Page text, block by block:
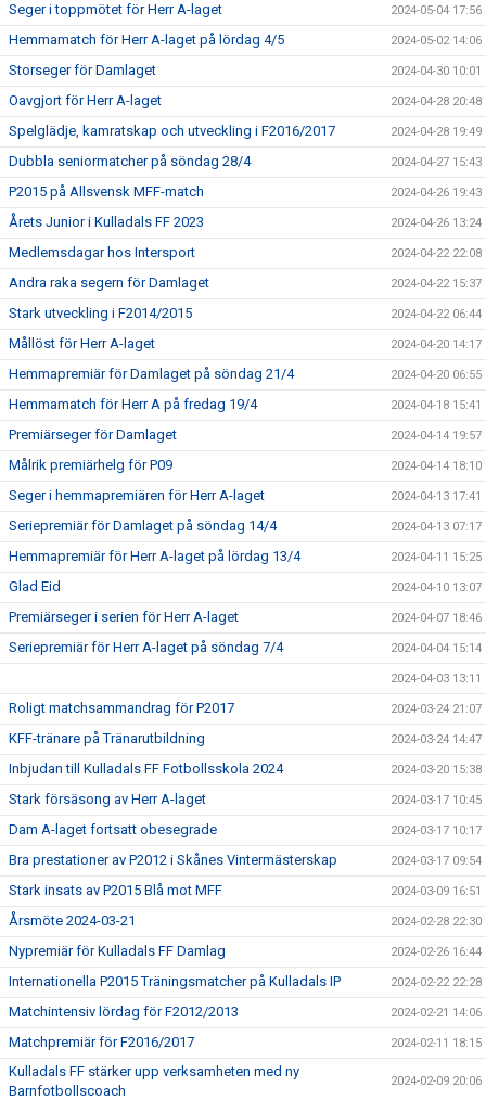
Seger i toppmötet för Herr A-laget 2024-05-04 17:56
Hemmamatch för Herr A-laget på lördag 4/5 2024-05-02 14:06
Storseger för Damlaget 2024-04-30 10:01
Oavgjort för Herr A-laget 2024-04-28 20:48
Spelglädje, kamratskap och utveckling i F2016/2017 2024-04-28 19:49
Dubbla seniormatcher på söndag 28/4 2024-04-27 15:43
P2015 på Allsvensk MFF-match 2024-04-26 19:43
Årets Junior i Kulladals FF 2023 2024-04-26 13:24
Medlemsdagar hos Intersport 2024-04-22 22:08
Andra raka segern för Damlaget 2024-04-22 15:37
Stark utveckling i F2014/2015 2024-04-22 06:44
Mållöst för Herr A-laget 2024-04-20 14:17
Hemmapremiär för Damlaget på söndag 21/4 2024-04-20 06:55
Hemmamatch för Herr A på fredag 19/4 2024-04-18 15:41
Premiärseger för Damlaget 2024-04-14 19:57
Målrik premiärhelg för P09 2024-04-14 18:10
Seger i hemmapremiären för Herr A-laget 2024-04-13 17:41
Seriepremiär för Damlaget på söndag 14/4 2024-04-13 07:17
Hemmapremiär för Herr A-laget på lördag 13/4 2024-04-11 15:25
Glad Eid 2024-04-10 13:07
Premiärseger i serien för Herr A-laget 2024-04-07 18:46
Seriepremiär för Herr A-laget på söndag 7/4 2024-04-04 15:14
2024-04-03 13:11
Roligt matchsammandrag för P2017 2024-03-24 21:07
KFF-tränare på Tränarutbildning 2024-03-24 14:47
Inbjudan till Kulladals FF Fotbollsskola 2024 2024-03-20 15:38
Stark försäsong av Herr A-laget 2024-03-17 10:45
Dam A-laget fortsatt obesegrade 2024-03-17 10:17
Bra prestationer av P2012 i Skånes Vintermästerskap 2024-03-17 09:54
Stark insats av P2015 Blå mot MFF 2024-03-09 16:51
Årsmöte 2024-03-21 2024-02-28 22:30
Nypremiär för Kulladals FF Damlag 2024-02-26 16:44
Internationella P2015 Träningsmatcher på Kulladals IP 2024-02-22 22:28
Matchintensiv lördag för F2012/2013 2024-02-21 14:06
Matchpremiär för F2016/2017 2024-02-11 18:15
Kulladals FF stärker upp verksamheten med ny
Barnfotbollscoach
2024-02-09 20:06